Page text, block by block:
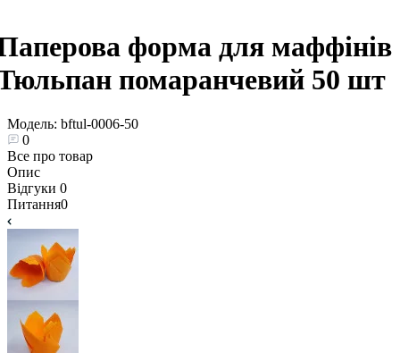
форма для маффінів
помаранчевий 50 шт
Модель: bftul-0006-50
0
Все про товар
Опис
Відгуки 0
Питання0